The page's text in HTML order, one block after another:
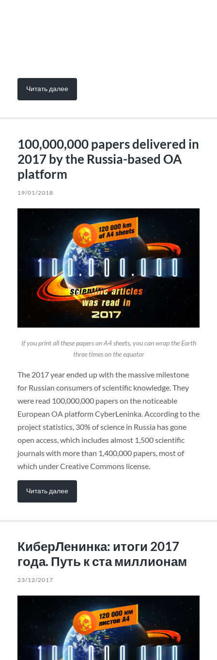
Читать далее
100,000,000 papers delivered in
2017 by the Russia-based OA
platform
19/01/2018
If you print all these papers on A4 sheets, you can wrap the Earth
three times on the equator
The 2017 year ended up with the massive milestone
for Russian consumers of scientific knowledge. They
were read 100,000,000 papers on the noticeable
European OA platform CyberLeninka. According to the
project statistics, 30% of science in Russia has gone
open access, which includes almost 1,500 scientific
journals with more than 1,400,000 papers, most of
which under Creative Commons license.
Читать далее
КиберЛенинка: итоги 2017
года. Путь к ста миллионам
23/12/2017